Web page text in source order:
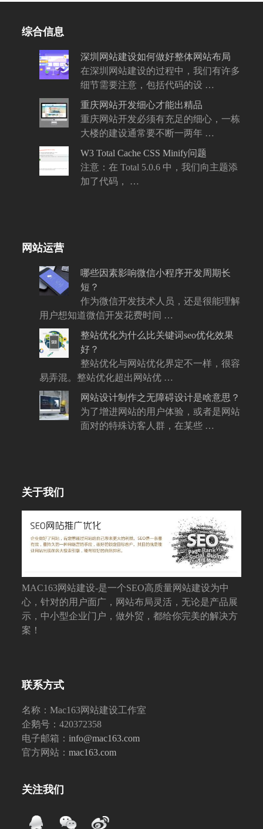
文综合信息
深圳网站建设如何做好整体网站布局
在深圳网站建设的过程中，我们有许多
细节需要注意，包括代码的设 …
重庆网站开发细心才能出精品
重庆网站开发必须有充足的细心，一栋
大楼的建设通常要不断一两年 …
W3 Total Cache CSS Minify问题
注意：在 Total 5.0.6 中，我们向主题添
加了代码， …
网站运营
哪些因素影响微信小程序开发周期长
短？
作为微信开发技术人员，还是很能理解
用户想知道微信开发花费时间 …
整站优化为什么比关键词seo优化效果
好？
整站优化与网站优化界定不一样，很容
易弄混。整站优化超出网站优 …
网站设计制作之无障碍设计是啥意思？
为了增进网站的用户体验，或者是网站
面对的特殊访客人群，在某些 …
关于我们
MAC163网站建设-是一个SEO高质量网站建设为中
心，针对的用户面广，网站布局灵活，无论是产品展
示，中小型企业门户，做外贸，都给你完美的解决方
案！
联系方式
名称：Mac163网站建设工作室
企鹅号：420372358
电子邮箱：info@mac163.com
官方网站：mac163.com
关注我们